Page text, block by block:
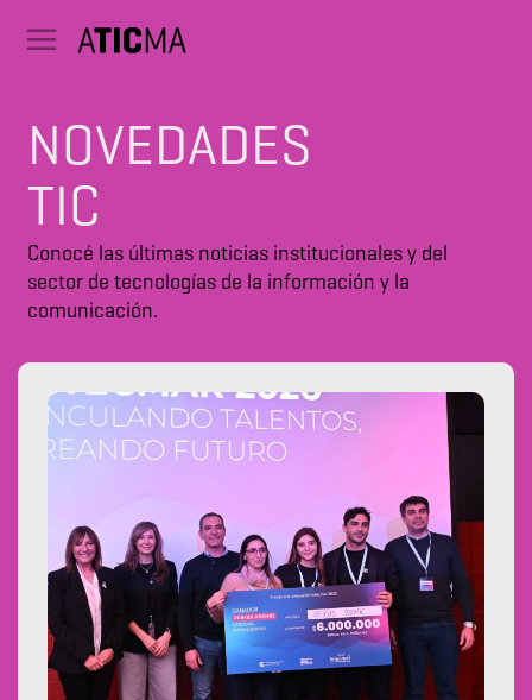
NOVEDADES
TIC
Conocé las últimas noticias institucionales y del
sector de tecnologías de la información y la
comunicación.